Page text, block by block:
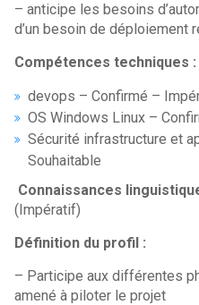
– anticipe les besoins
d’un besoin de déploiement
Compétences techniques :
devops – Confirmé –
OS Windows Linux –
Sécurité infrastructure et
Souhaitable
Connaissances
(Impératif)
Définition du profil :
– Participe aux différentes
amené à piloter le projet